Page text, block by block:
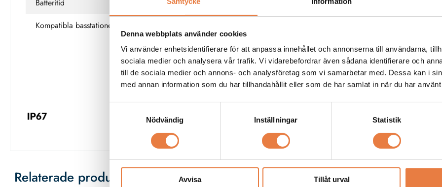
Denna webbplats använder cookies
Vi använder enhetsidentifierare för att anpassa innehållet och annonserna till användarna,
sociala medier och analysera vår trafik. Vi vidarebefordrar även sådana identifierare och
till de sociala medier och annons- och analysföretag som vi samarbetar med. Dessa kan i
med annan information som du har tillhandahållit eller som de har samlat in när du har
Nödvändig
Inställningar Statistik
Avvisa Tillåt urval
Batteritid
Ca 10 månader (standard), upp till 4 år (L-modell)
Kompatibla basstationer
Se fullständiga specifikationer
Relaterade produkter